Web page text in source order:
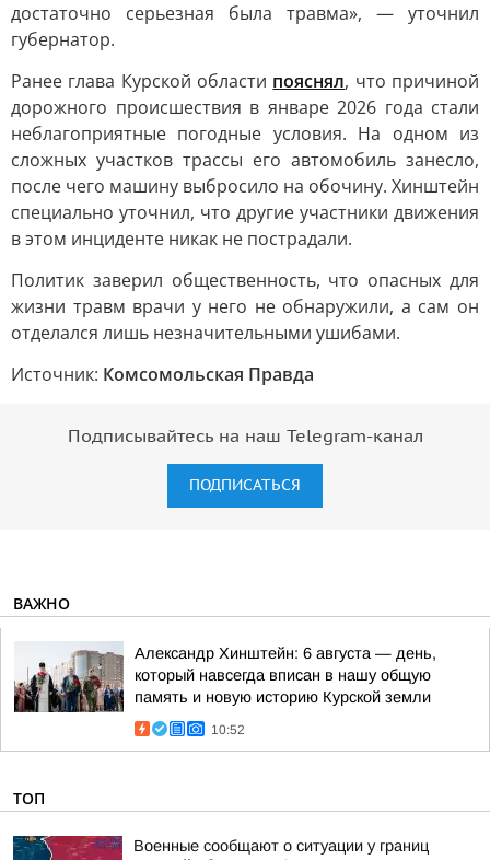
достаточно серьезная была травма», — уточнил
губернатор.
Ранее глава Курской области пояснял, что причиной
дорожного происшествия в январе 2026 года стали
неблагоприятные погодные условия. На одном из
сложных участков трассы его автомобиль занесло,
после чего машину выбросило на обочину. Хинштейн
специально уточнил, что другие участники движения
в этом инциденте никак не пострадали.
Политик заверил общественность, что опасных для
жизни травм врачи у него не обнаружили, а сам он
отделался лишь незначительными ушибами.
Источник: Комсомольская Правда
Подписывайтесь на наш Telegram-канал
ПОДПИСАТЬСЯ
ВАЖНО
Александр Хинштейн: 6 августа — день,
который навсегда вписан в нашу общую
память и новую историю Курской земли
10:52
ТОП
Военные сообщают о ситуации у границ